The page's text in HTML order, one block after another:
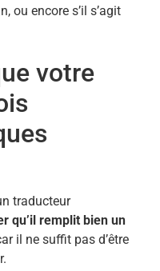
ou encore s’il s’agit
votre
traducteur
qu’il remplit bien un
il ne suffit pas d’être